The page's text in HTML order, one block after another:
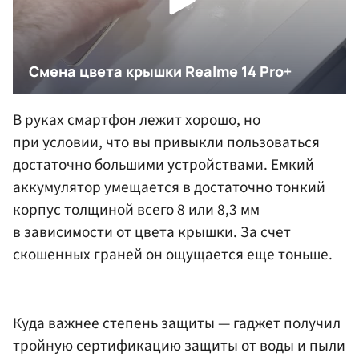
В руках смартфон лежит хорошо, но
при условии, что вы привыкли пользоваться
достаточно большими устройствами. Емкий
аккумулятор умещается в достаточно тонкий
корпус толщиной всего 8 или 8,3 мм
в зависимости от цвета крышки. За счет
скошенных граней он ощущается еще тоньше.
Куда важнее степень защиты — гаджет получил
тройную сертификацию защиты от воды и пыли